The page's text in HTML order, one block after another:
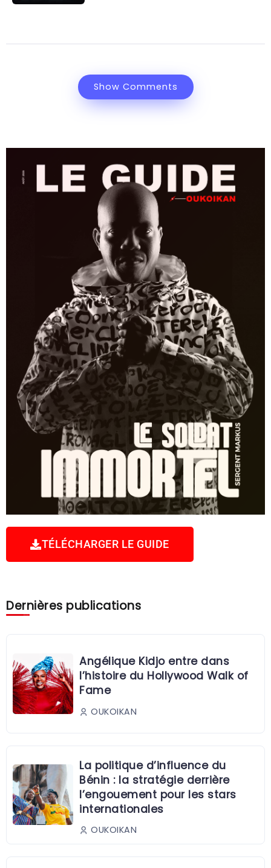
Show Comments
TÉLÉCHARGER LE GUIDE
Dernières publications
Angélique Kidjo entre dans
l’histoire du Hollywood Walk of
Fame
OUKOIKAN
La politique d’influence du
Bénin : la stratégie derrière
l’engouement pour les stars
internationales
OUKOIKAN